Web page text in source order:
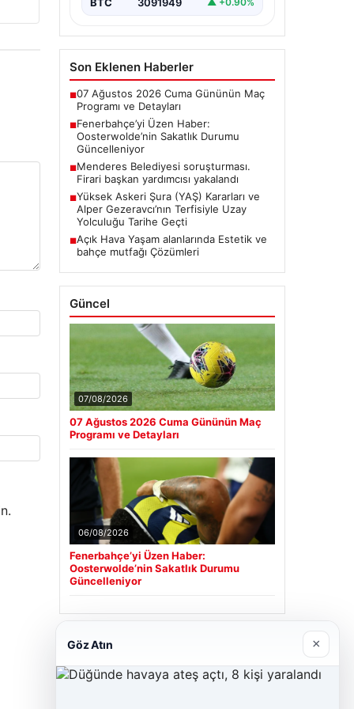
Son Eklenen Haberler
■07 Ağustos 2026 Cuma Gününün Maç
Programı ve Detayları
■Fenerbahçe’yi Üzen Haber:
Oosterwolde’nin Sakatlık Durumu
Güncelleniyor
■Menderes Belediyesi soruşturması.
Firari başkan yardımcısı yakalandı
■Yüksek Askeri Şura (YAŞ) Kararları ve
Alper Gezeravcı’nın Terfisiyle Uzay
Yolculuğu Tarihe Geçti
■Açık Hava Yaşam alanlarında Estetik ve
bahçe mutfağı Çözümleri
Güncel
07/08/2026
07 Ağustos 2026 Cuma Gününün Maç
Programı ve Detayları
06/08/2026
Fenerbahçe’yi Üzen Haber:
Oosterwolde’nin Sakatlık Durumu
Güncelleniyor
Son Eklenen Firmalar
Cengiz Sigorta
Göz Atın ×